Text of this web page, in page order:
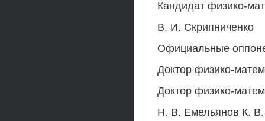
Кандидат физико-
В. И. Скрипниченко
Официальные
Доктор физико-
Доктор физико-
Н. В. Емельянов К.